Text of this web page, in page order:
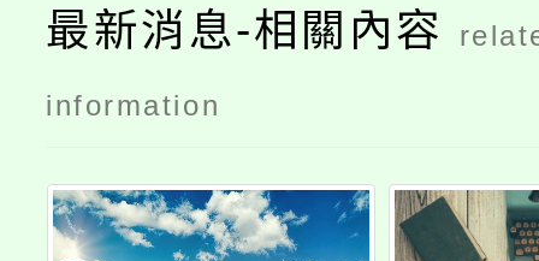
最新消息-相關內容
information